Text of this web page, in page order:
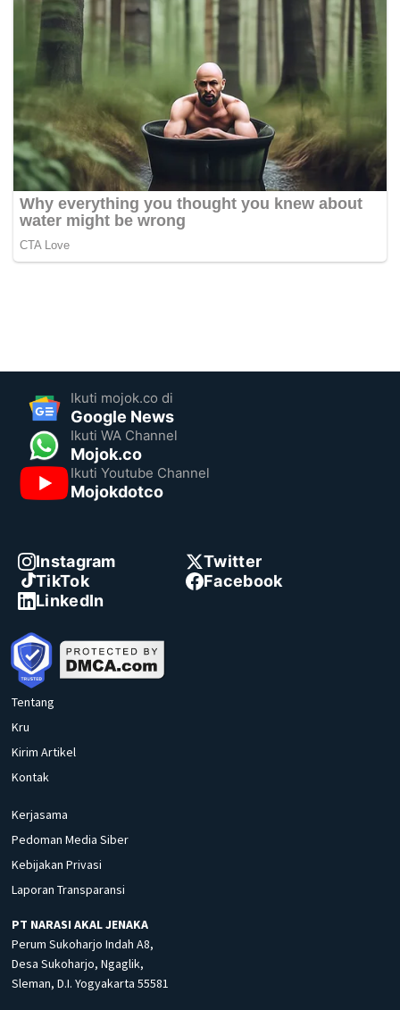
Ikuti mojok.co di
Google News
Ikuti WA Channel
Mojok.co
Ikuti Youtube Channel
Mojokdotco
Instagram
Twitter
TikTok
Facebook
LinkedIn
Tentang
Kru
Kirim Artikel
Kontak
Kerjasama
Pedoman Media Siber
Kebijakan Privasi
Laporan Transparansi
PT NARASI AKAL JENAKA
Perum Sukoharjo Indah A8,
Desa Sukoharjo, Ngaglik,
Sleman, D.I. Yogyakarta 55581